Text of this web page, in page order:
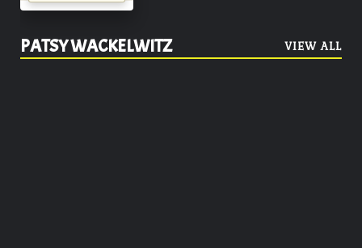
PATSY WACKELWITZ VIEW ALL